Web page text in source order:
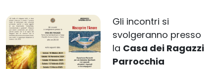
Gli incontri si
svolgeranno presso
la Casa dei Ragazzi
Parrocchia